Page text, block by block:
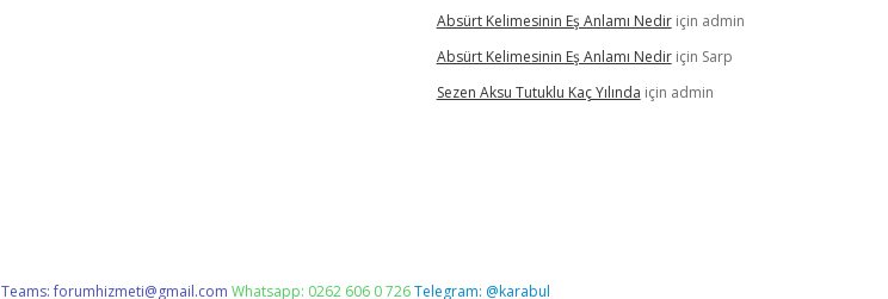
Absürt Kelimesinin Eş Anlamı Nediriçin admin
Absürt Kelimesinin Eş Anlamı Nediriçin Sarp
Sezen Aksu Tutuklu Kaç Yılında için admin
Teams:forumhizmeti@gmail.com Whatsapp: 0262 606 0 726Telegram: @karabul